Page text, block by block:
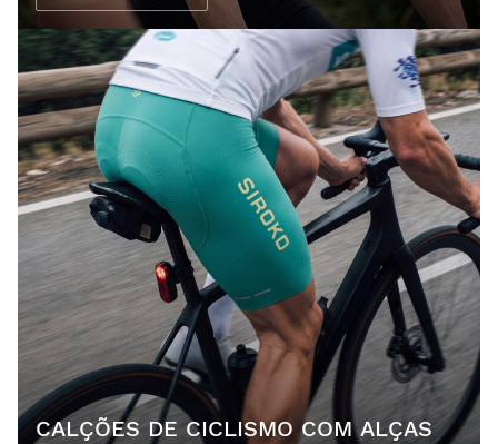
CALÇÕES DE CICLISMO COM ALÇAS